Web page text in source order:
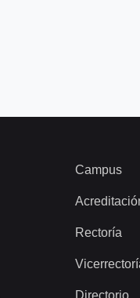
Campus
Rectoría
Directorio